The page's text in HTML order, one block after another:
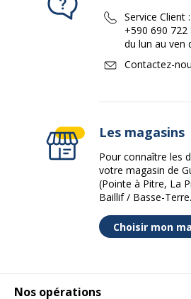
Nos opérations
Service Client :
+590 690 722
du lun au ven
Contactez-
Les magasins
Pour connaître les
votre magasin de
(Pointe à Pitre, La
Baillif / Basse-
Choisir mon